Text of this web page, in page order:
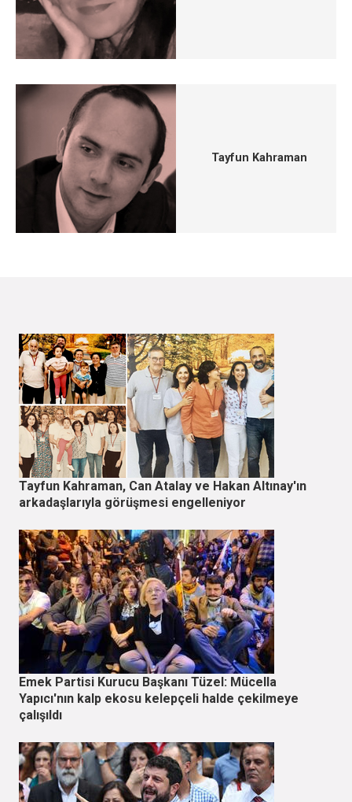
Tayfun Kahraman
Tayfun Kahraman, Can Atalay ve Hakan Altınay'ın
arkadaşlarıyla görüşmesi engelleniyor
Emek Partisi Kurucu Başkanı Tüzel: Mücella
Yapıcı'nın kalp ekosu kelepçeli halde çekilmeye
çalışıldı